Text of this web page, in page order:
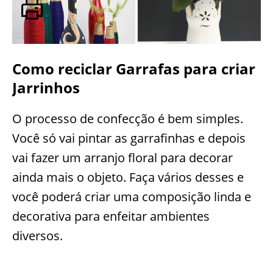
Como reciclar Garrafas para criar
Jarrinhos
O processo de confecção é bem simples.
Você só vai pintar as garrafinhas e depois
vai fazer um arranjo floral para decorar
ainda mais o objeto. Faça vários desses e
você poderá criar uma composição linda e
decorativa para enfeitar ambientes
diversos.